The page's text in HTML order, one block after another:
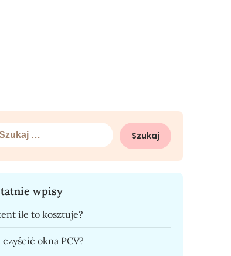
wpisy
ile to kosztuje?
czyścić okna PCV?